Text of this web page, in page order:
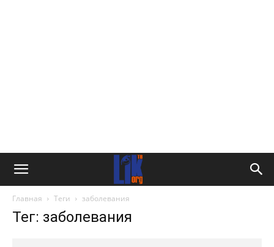
Главная Теги заболевания
Тег: заболевания